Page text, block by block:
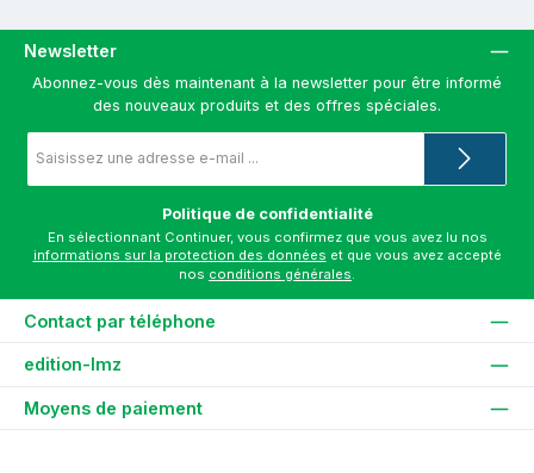
Newsletter
Abonnez-vous dès maintenant à la newsletter pour être informé
des nouveaux produits et des offres spéciales.
e-
*
Politique de confidentialité
informations sur la protection des données et que vous avez accepté
nos conditions générales.
Contact par téléphone
edition-lmz
Moyens de paiement